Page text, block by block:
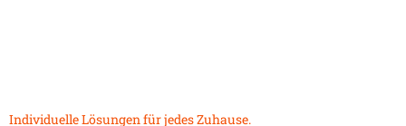
Individuelle Lösungen für jedes Zuhause.